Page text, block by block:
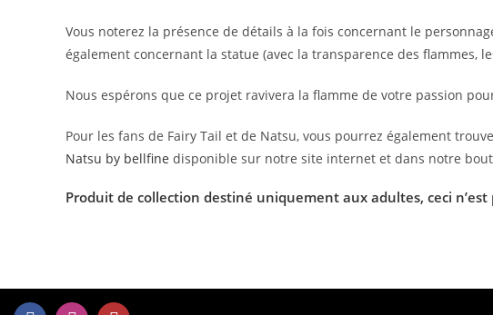
Vous noterez la présence de détails à la fois concernant le
également concernant la statue (avec la transparence des
Nous espérons que ce projet ravivera la flamme de votre passion
Pour les fans de Fairy Tail et de Natsu, vous pourrez également
Natsu by bellfine disponible sur notre site internet et dans notre
Produit de collection destiné uniquement aux adultes, ceci